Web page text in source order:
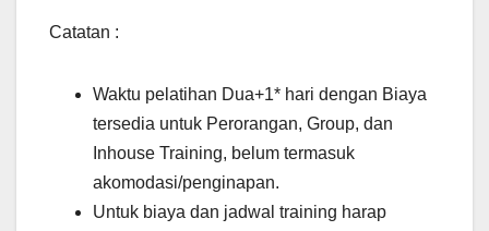
Catatan :
Waktu pelatihan Dua+1* hari dengan Biaya
tersedia untuk Perorangan, Group, dan
Inhouse Training, belum termasuk
akomodasi/penginapan.
Untuk biaya dan jadwal training harap